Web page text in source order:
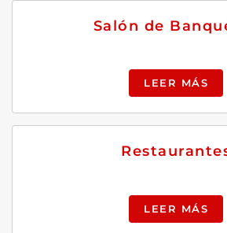
Salón de
LEER MÁS
LEER MÁS